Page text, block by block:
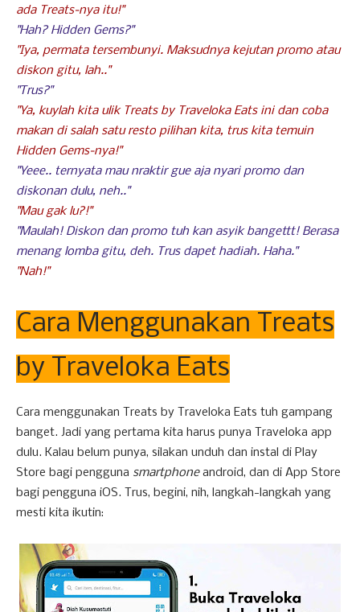
ada Treats-nya itu!"
"Hah? Hidden Gems?"
"Iya, permata tersembunyi. Maksudnya kejutan promo atau
diskon gitu, lah.."
"Trus?"
"Ya, kuylah kita ulik Treats by Traveloka Eats ini dan coba
makan di salah satu resto pilihan kita, trus kita temuin
Hidden Gems-nya!"
"Yeee.. ternyata mau nraktir gue aja nyari promo dan
diskonan dulu, neh.."
"Mau gak lu?!"
"Maulah! Diskon dan promo tuh kan asyik bangettt! Berasa
menang lomba gitu, deh. Trus dapet hadiah. Haha."
"Nah!"
Cara Menggunakan Treats
by Traveloka Eats
Cara menggunakan Treats by Traveloka Eats tuh gampang
banget. Jadi yang pertama kita harus punya Traveloka app
dulu. Kalau belum punya, silakan unduh dan instal di Play
Store bagi pengguna smartphoneandroid, dan di App Store
bagi pengguna iOS. Trus, begini, nih, langkah-langkah yang
mesti kita ikutin: